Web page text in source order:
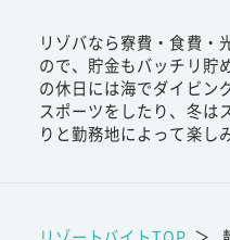
リゾバなら寮費・食費・
ので、貯金もバッチリ貯
の休日には海でダイビン
スポーツをしたり、冬は
りと勤務地によって楽し